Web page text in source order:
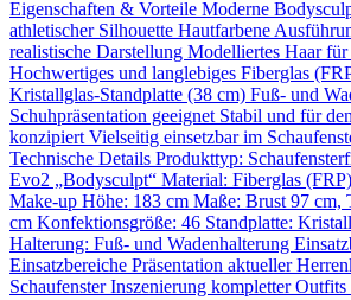
Eigenschaften & Vorteile Moderne
athletischer Silhouette Hautfarbene
realistische Darstellung Modelliertes Haar
Hochwertiges und langlebiges Fiberglas
Kristallglas-Standplatte (38 cm) Fuß- und
Schuhpräsentation geeignet Stabil und für
konzipiert Vielseitig einsetzbar im
Technische Details Produkttyp:
Evo2 „Bodysculpt“ Material: Fiberglas
Make-up Höhe: 183 cm Maße: Brust 97 cm,
cm Konfektionsgröße: 46 Standplatte:
Halterung: Fuß- und Wadenhalterung
Einsatzbereiche Präsentation aktueller
Schaufenster Inszenierung kompletter